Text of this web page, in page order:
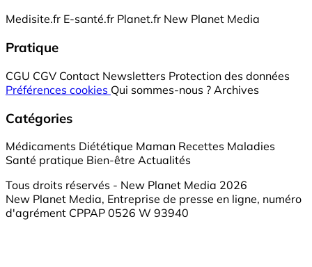
Medisite.fr E-santé.fr Planet.fr New Planet Media
Pratique
CGU CGV Contact Newsletters Protection des données
Préférences cookies Qui sommes-nous ? Archives
Catégories
Médicaments Diététique Maman Recettes Maladies
Santé pratique Bien-être Actualités
Tous droits réservés - New Planet Media 2026
New Planet Media, Entreprise de presse en ligne, numéro
d'agrément CPPAP 0526 W 93940